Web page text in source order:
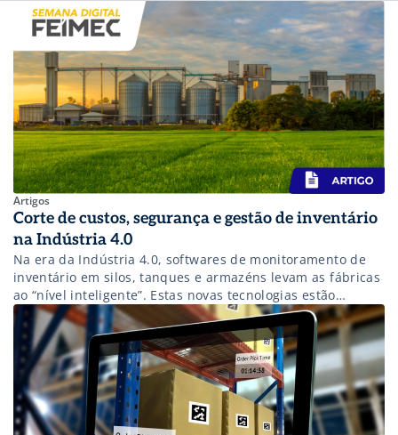
Artigos
Corte de custos, segurança e gestão de inventário
na Indústria 4.0
Na era da Indústria 4.0, softwares de monitoramento de
inventário em silos, tanques e armazéns levam as fábricas
ao “nível inteligente”. Estas novas tecnologias estão
cortando custos e trazendo a oportunidade de
automatização de processos para aumento de
produtividade de forma fácil e rápida. Historicamente,
temos nos deparado com a necessidade de adivinhações,
planilhas maciças, […]